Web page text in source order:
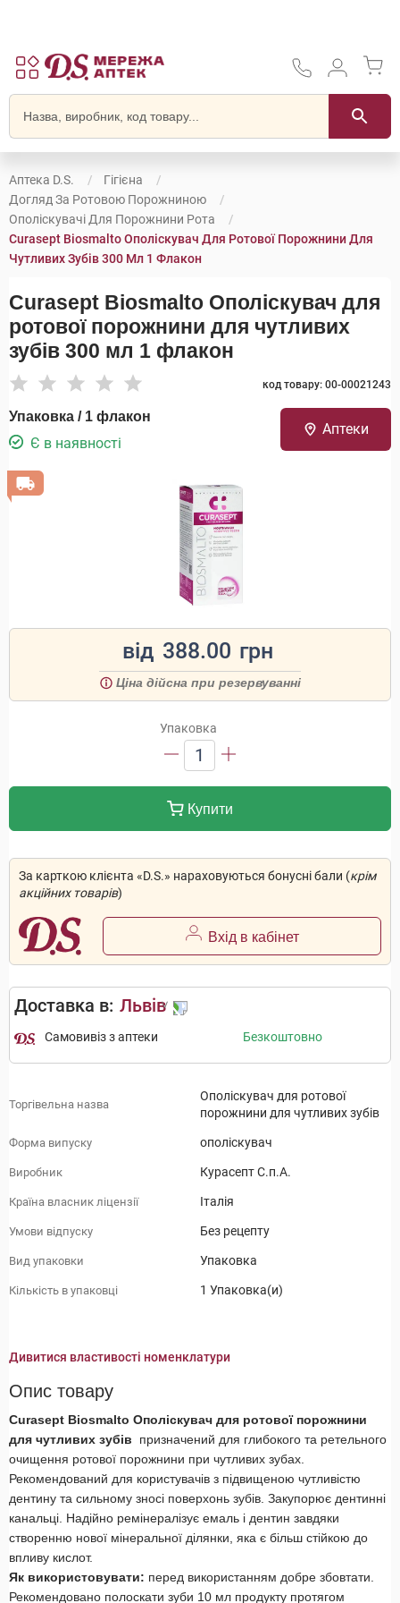
Аптека D.S.
Гігієна
Догляд За Ротовою Порожниною
Ополіскувачі Для Порожнини Рота
Curasept Biosmalto Ополіскувач Для Ротової Порожнини Для
Чутливих Зубів 300 Мл 1 Флакон
Curasept Biosmalto Ополіскувач для
ротової порожнини для чутливих
зубів 300 мл 1 флакон
код товару: 00-00021243
Упаковка / 1 флакон
Є в наявності
Аптеки
від 388.00 грн
Ціна дійсна при резервуванні
Упаковка
1
Купити
За карткою клієнта «D.S.» нараховуються бонусні бали (крім
акційних товарів)
Вхід в кабінет
Доставка в: Львів
Самовивіз з аптеки Безкоштовно
Торгівельна назва
Ополіскувач для ротової
порожнини для чутливих зубів
Форма випуску ополіскувач
Виробник Курасепт С.п.А.
Країна власник ліцензії Італія
Умови відпуску Без рецепту
Вид упаковки Упаковка
Кількість в упаковці 1 Упаковка(и)
Дивитися властивості номенклатури
Опис товару
Curasept Biosmalto Ополіскувач для ротової порожнини
для чутливих зубів призначений для глибокого та ретельного
очищення ротової порожнини при чутливих зубах.
Рекомендований для користувачів з підвищеною чутливістю
дентину та сильному зносі поверхонь зубів. Закупорює дентинні
канальці. Надійно ремінералізує емаль і дентин завдяки
створенню нової мінеральної ділянки, яка є більш стійкою до
впливу кислот.
Як використовувати: перед використанням добре збовтати.
Рекомендовано полоскати зуби 10 мл продукту протягом